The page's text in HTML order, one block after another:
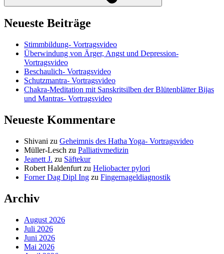
Neueste Beiträge
Stimmbildung- Vortragsvideo
Überwindung von Ärger, Angst und Depression-
Vortragsvideo
Beschaulich- Vortragsvideo
Schutzmantra- Vortragsvideo
Chakra-Meditation mit Sanskritsilben der Blütenblätter Bijas
und Mantras- Vortragsvideo
Neueste Kommentare
Shivani zu Geheimnis des Hatha Yoga- Vortragsvideo
Müller-Lesch zu Palliativmedizin
Jeanett J. zu Säftekur
Robert Haldenfurt zu Heliobacter pylori
Forner Dag Dipl Ing zu Fingernageldiagnostik
Archiv
August 2026
Juli 2026
Juni 2026
Mai 2026